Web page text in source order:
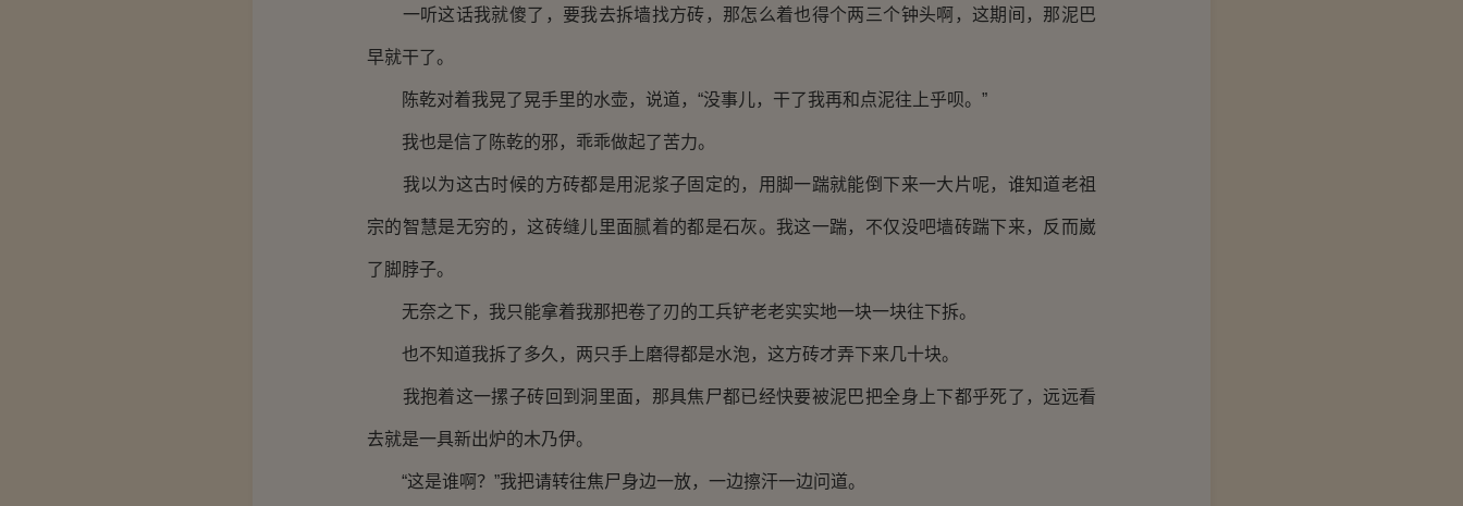
一听这话我就傻了，要我去拆墙找方砖，那怎么着也得个两三个钟头啊，这期间，那泥巴
早就干了。
陈乾对着我晃了晃手里的水壶，说道，“没事儿，干了我再和点泥往上乎呗。”
我也是信了陈乾的邪，乖乖做起了苦力。
我以为这古时候的方砖都是用泥浆子固定的，用脚一踹就能倒下来一大片呢，谁知道老祖
宗的智慧是无穷的，这砖缝儿里面腻着的都是石灰。我这一踹，不仅没吧墙砖踹下来，反而崴
了脚脖子。
无奈之下，我只能拿着我那把卷了刃的工兵铲老老实实地一块一块往下拆。
也不知道我拆了多久，两只手上磨得都是水泡，这方砖才弄下来几十块。
我抱着这一摞子砖回到洞里面，那具焦尸都已经快要被泥巴把全身上下都乎死了，远远看
去就是一具新出炉的木乃伊。
“这是谁啊？”我把请转往焦尸身边一放，一边擦汗一边问道。